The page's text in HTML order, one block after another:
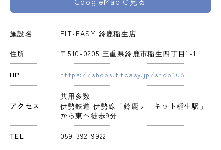
施設名 FIT-EASY 鈴鹿稲生店
住所 〒510-0205 三重県鈴鹿市稲生四丁目1-1
HP https://shops.fiteasy.jp/shop168
アクセス
共用多数
伊勢鉄道 伊勢線「鈴鹿サーキット稲生駅」
から東へ徒歩9分
TEL 059-392-9922